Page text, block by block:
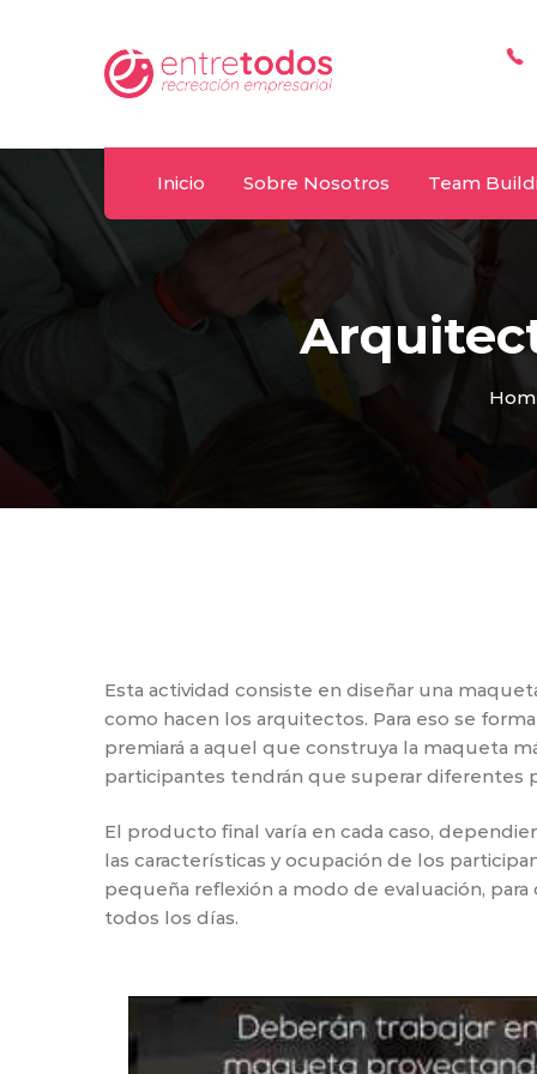
Whatsapp
092 487 198
Inicio Sobre Nosotros Team
Esta actividad consiste en diseñar una
como hacen los arquitectos. Para eso se
premiará a aquel que construya la maqueta
participantes tendrán que superar diferentes
El producto final varía en cada caso,
las características y ocupación de los
pequeña reflexión a modo de evaluación,
todos los días.